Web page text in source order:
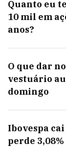
Quanto eu
10 mil em
anos?
O que dar
vestuário
domingo
Ibovespa
perde